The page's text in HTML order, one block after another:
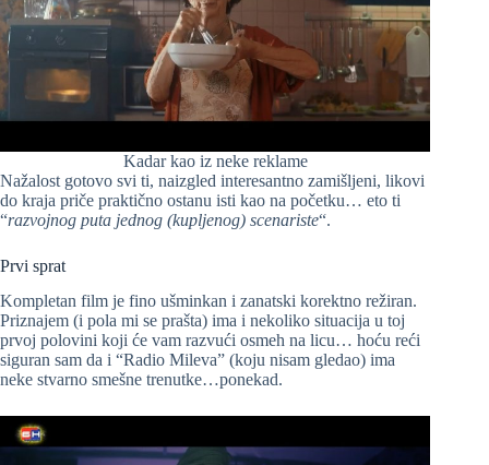
Kadar kao iz neke reklame
Nažalost gotovo svi ti, naizgled interesantno zamišljeni, likovi
do kraja priče praktično ostanu isti kao na početku… eto ti
“razvojnog puta jednog (kupljenog) scenariste“.
Prvi sprat
Kompletan film je fino ušminkan i zanatski korektno režiran.
Priznajem (i pola mi se prašta) ima i nekoliko situacija u toj
prvoj polovini koji će vam razvući osmeh na licu… hoću reći
siguran sam da i “Radio Mileva” (koju nisam gledao) ima
neke stvarno smešne trenutke…ponekad.